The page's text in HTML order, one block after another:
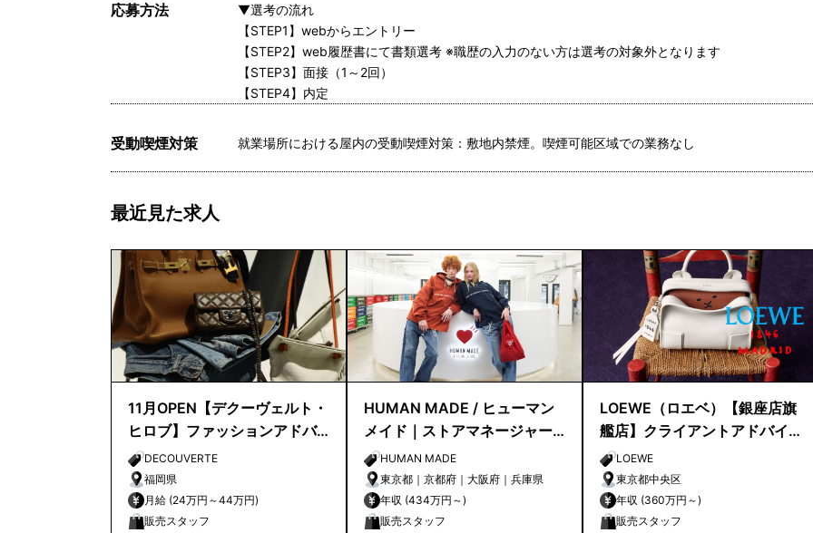
応募方法
▼選考の流れ
【STEP1】webからエントリー
【STEP2】web履歴書にて書類選考 ※職歴の入力のない方は選考の対象外となります
【STEP3】面接（1～2回）
【STEP4】内定
受動喫煙対策 就業場所における屋内の受動喫煙対策：敷地内禁煙。喫煙可能区域での業務なし
最近見た求人
11月OPEN【デクーヴェルト・
ヒロブ】ファッションアドバ
イザー｜天神店
DECOUVERTE
福岡県
月給 (24万円～44万円)
販売スタッフ
HUMAN MADE / ヒューマン
メイド｜ストアマネージャー
店長候補
HUMAN MADE
東京都｜京都府｜大阪府｜兵庫県
年収 (434万円～)
販売スタッフ
LOEWE（ロエベ）【銀座店旗
艦店】クライアントアドバイ
ザー／シニアクライアントア
ドバイザー募集
LOEWE
東京都中央区
年収 (360万円～)
販売スタッフ